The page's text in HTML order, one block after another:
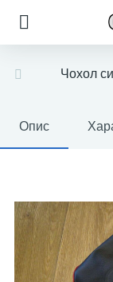
Чохол
Опис